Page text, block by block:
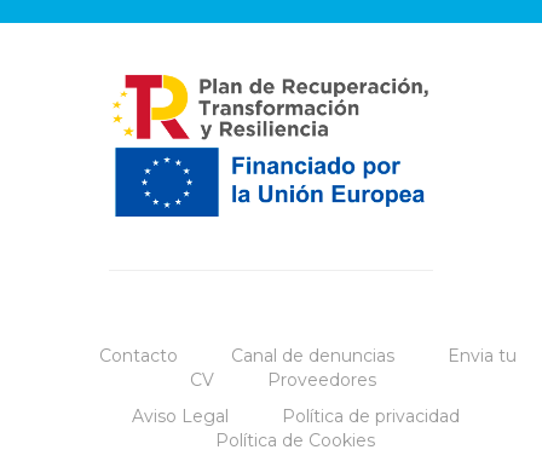
Contacto Canal de denuncias
Envia tu
CV
Proveedores
Aviso Legal
Política de privacidad
Política de Cookies